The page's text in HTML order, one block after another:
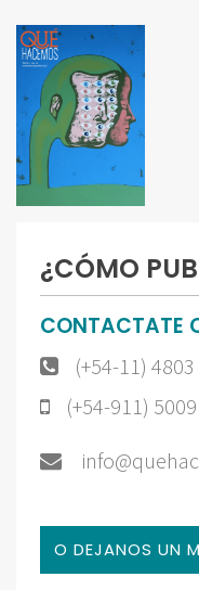
¿CÓMO
CONTACTATE
(+54-11)
(+54-911)
O DEJANOS UN